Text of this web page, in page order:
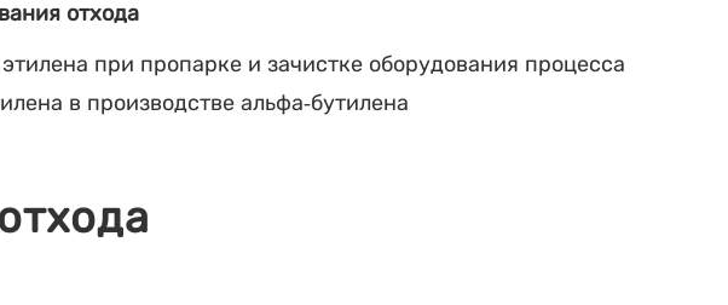
отхода
при пропарке и зачистке оборудования процесса
в производстве альфа-бутилена